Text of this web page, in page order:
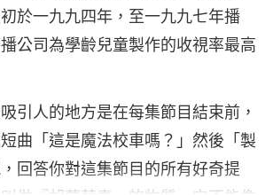
初於一九九四年，至一九九七年播
公司為學齡兒童製作的收視率最高
引人的地方是在每集節目結束前，
曲「這是魔法校車嗎？」然後「製
回答你對這集節目的所有好奇提